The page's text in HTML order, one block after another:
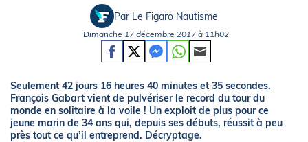
Par Le Figaro Nautisme
Dimanche 17 décembre 2017 à 11h02
Seulement 42 jours 16 heures 40 minutes et 35 secondes.
François Gabart vient de pulvériser le record du tour du
monde en solitaire à la voile ! Un exploit de plus pour ce
jeune marin de 34 ans qui, depuis ses débuts, réussit à peu
près tout ce qu’il entreprend. Décryptage.